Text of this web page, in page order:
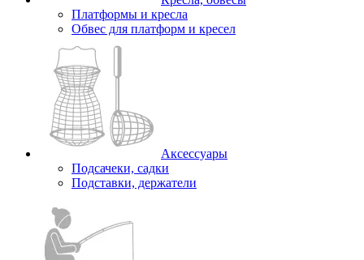
Платформы и кресла
Обвес для платформ и кресел
Аксессуары
Подсачеки, садки
Подставки, держатели